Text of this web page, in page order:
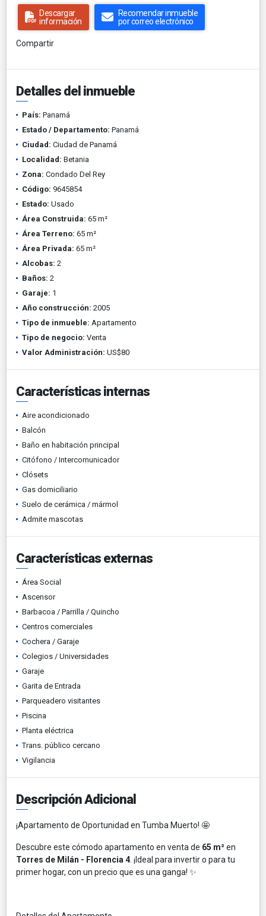
Descargar
información
Recomendar inmueble
por correo electrónico
Compartir
Detalles del inmueble
País: Panamá
Estado / Departamento: Panamá
Ciudad: Ciudad de Panamá
Localidad: Betania
Zona: Condado Del Rey
Código: 9645854
Estado: Usado
Área Construida: 65 m²
Área Terreno: 65 m²
Área Privada: 65 m²
Alcobas: 2
Baños: 2
Garaje: 1
Año construcción: 2005
Tipo de inmueble: Apartamento
Tipo de negocio: Venta
Valor Administración: US$80
Características internas
Aire acondicionado
Balcón
Baño en habitación principal
Citófono / Intercomunicador
Clósets
Gas domiciliario
Suelo de cerámica / mármol
Admite mascotas
Características externas
Área Social
Ascensor
Barbacoa / Parrilla / Quincho
Centros comerciales
Cochera / Garaje
Colegios / Universidades
Garaje
Garita de Entrada
Parqueadero visitantes
Piscina
Planta eléctrica
Trans. público cercano
Vigilancia
Descripción Adicional
¡Apartamento de Oportunidad en Tumba Muerto! 🤩
Descubre este cómodo apartamento en venta de 65 m²en
Torres de Milán - Florencia 4 . ¡Ideal para invertir o para tu
primer hogar, con un precio que es una ganga! ✨